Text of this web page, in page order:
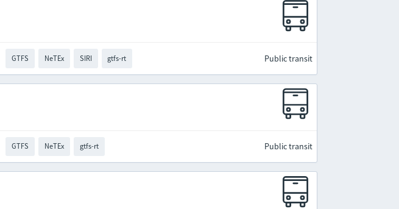
GTFS NeTEx SIRI gtfs-rt Public transit
GTFS NeTEx gtfs-rt Public transit